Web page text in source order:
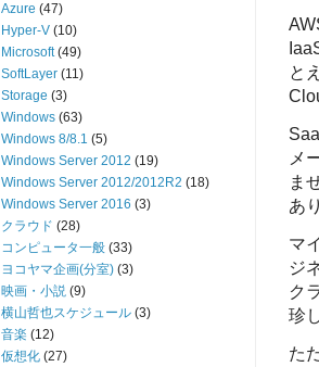
と
メ
ま
あ
マ
ジ
ク
珍
た
Azure (47)
Hyper-V (10)
Microsoft (49)
SoftLayer (11)
Storage (3)
Windows (63)
Windows 8/8.1 (5)
Windows Server 2012 (19)
Windows Server 2012/2012R2 (18)
Windows Server 2016 (3)
クラウド (28)
コンピュータ一般 (33)
ヨコヤマ企画(分室) (3)
映画・小説 (9)
横山哲也スケジュール (3)
音楽 (12)
仮想化 (27)